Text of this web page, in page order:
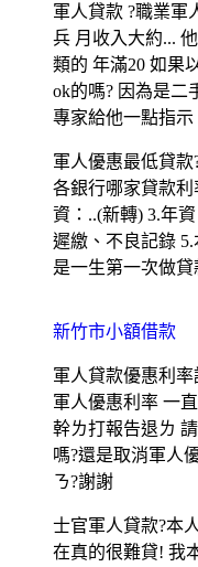
軍人貸款 ?職業軍
兵 月收入大約...
類的 年滿20 如果
ok的嗎? 因為是二
專家給他一點指示
軍人優惠最低貸
各銀行哪家貸款利
資：..(新轉) 3.年
遲繳、不良記錄
是一生第一次做貸
新竹市小額借款
軍人貸款優惠利
軍人優惠利率 一
幹ㄌ打報告退ㄌ
嗎?還是取消軍人
ㄋ?謝謝
士官軍人貸款?本
在真的很難貸! 我